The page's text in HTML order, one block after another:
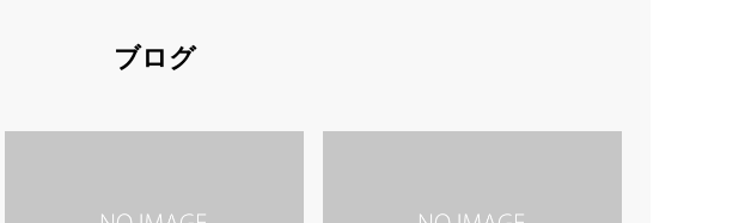
ブログ